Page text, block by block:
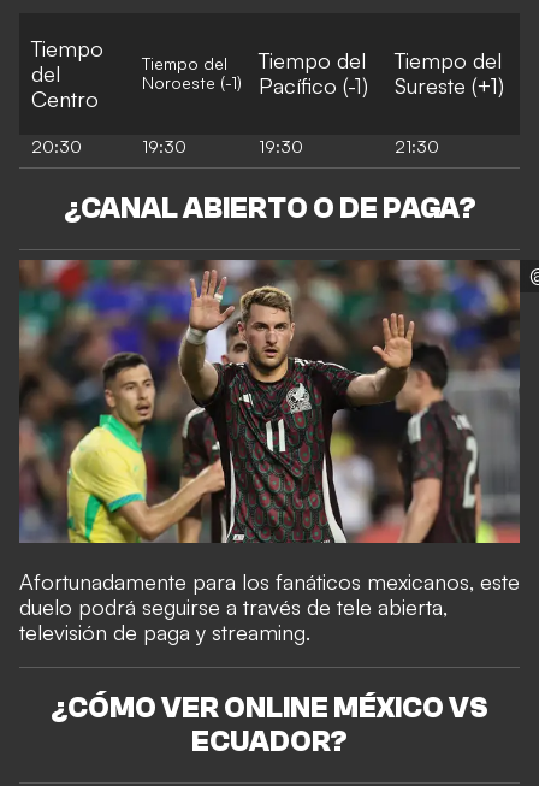
Tiempo
del
Centro
Tiempo del
Noroeste (-1)
Tiempo del
Pacífico (-1)
Tiempo del
Sureste (+1)
20:30 19:30 19:30 21:30
¿CANAL ABIERTO O DE PAGA?
Afortunadamente para los fanáticos mexicanos, este
duelo podrá seguirse a través de tele abierta,
televisión de paga y streaming.
¿CÓMO VER ONLINE MÉXICO VS
ECUADOR?